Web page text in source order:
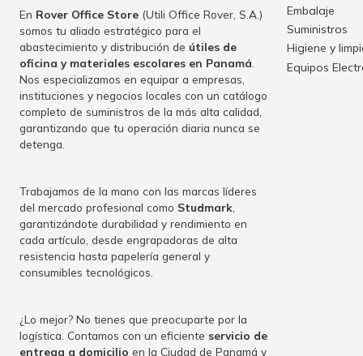
En Rover Office Store (Utili Office Rover, S.A.)
somos tu aliado estratégico para el
abastecimiento y distribución de útiles de
oficina y materiales escolares en Panamá
Nos especializamos en equipar a empresas,
instituciones y negocios locales con un catálogo
completo de suministros de la más alta calidad,
garantizando que tu operación diaria nunca se
detenga.
Trabajamos de la mano con las marcas líderes
del mercado profesional como Studmark
garantizándote durabilidad y rendimiento en
cada artículo, desde engrapadoras de alta
resistencia hasta papelería general y
consumibles tecnológicos.
¿Lo mejor? No tienes que preocuparte por la
logística. Contamos con un eficiente servicio de
entrega a domicilio en la Ciudad de Panamá y
Embalaje
Suministros
Higiene y
Equipos